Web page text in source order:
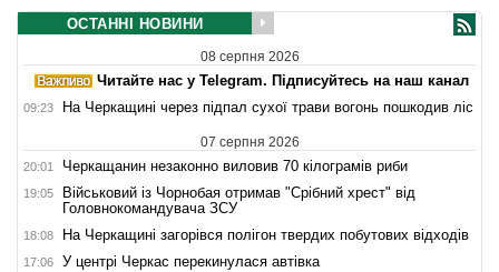
ОСТАННІ НОВИНИ
08 серпня 2026
Читайте нас у Telegram. Підписуйтесь на наш канал
09:23 На Черкащині через підпал сухої трави вогонь пошкодив ліс
07 серпня 2026
20:01 Черкащанин незаконно виловив 70 кілограмів риби
19:05
Військовий із Чорнобая отримав "Срібний хрест" від
Головнокомандувача ЗСУ
18:08 На Черкащині загорівся полігон твердих побутових відходів
17:06 У центрі Черкас перекинулася автівка